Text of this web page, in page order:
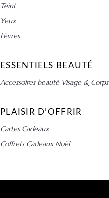
Teint
Yeux
Lèvres
ESSENTIELS BEAUTÉ
Accessoires beauté Visage & Corps
PLAISIR D’OFFRIR
Cartes Cadeaux
Coffrets Cadeaux Noël